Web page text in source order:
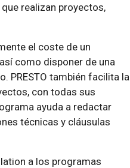
realizan proyectos,
el coste de un
como disponer de una
PRESTO también facilita la
con todas sus
ayuda a redactar
técnicas y cláusulas
a los programas